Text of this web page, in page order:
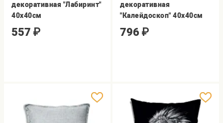
декоративная "Лабиринт"
40х40см
557 ₽
декоративная
"Калейдоскоп" 40х40см
796 ₽